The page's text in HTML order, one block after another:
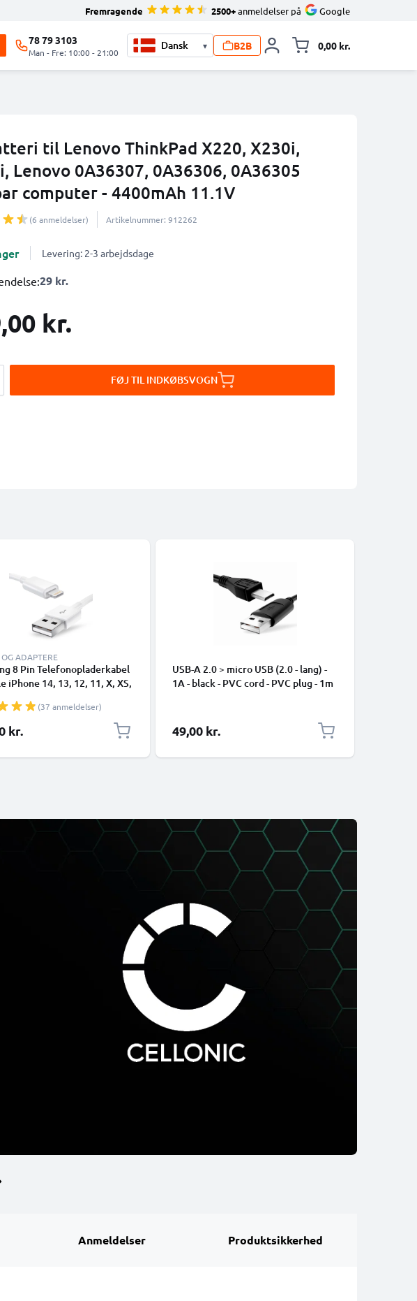
Fremragende 2500+anmeldelser på Google
78 79 3103
Man - Fre: 10:00 - 21:00
▾ B2B 0,00 kr.
til Lenovo ThinkPad X220, X230i,
Lenovo 0A36307, 0A36306, 0A36305
computer - 4400mAh 11.1V
(6 anmeldelser) Artikelnummer: 912262
Levering: 2-3 arbejdsdage
29 kr.
kr.
FØJ TIL INDKØBSVOGN
ADAPTERE
8 Pin Telefonopladerkabel
iPhone 14, 13, 12, 11, X, XS,
datakabel hvid
(37 anmeldelser)
kr.
USB-A 2.0 > micro USB (2.0 - lang) -
1A - black - PVC cord - PVC plug - 1m
49,00 kr.
Anmeldelser Produktsikkerhed